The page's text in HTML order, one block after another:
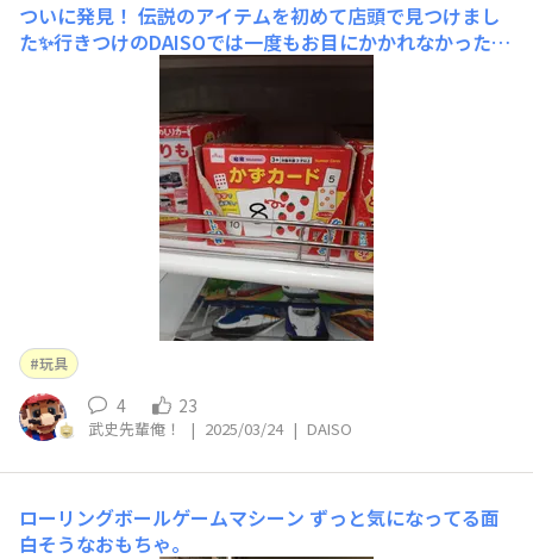
ついに発見！ 伝説のアイテムを初めて店頭で見つけまし
た✨行きつけのDAISOでは一度もお目にかかれなかったの
でとても嬉しいですね😃
玩具
4 23
武史先輩俺！ | 2025/03/24 | DAISO
ローリングボールゲームマシーン ずっと気になってる面
白そうなおもちゃ。